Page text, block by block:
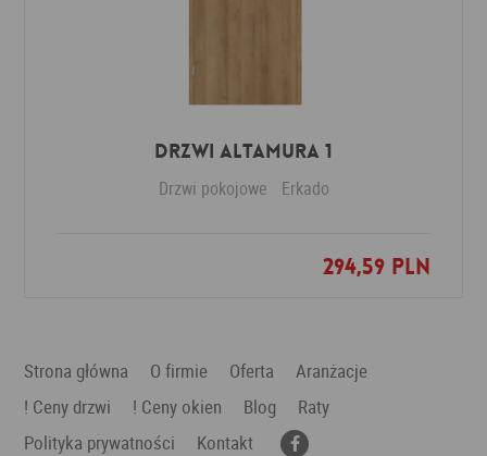
Drzwi Altamura 1
Drzwi pokojowe Erkado
294,59 PLN
Dodaj do ulubionych
Strona główna O firmie Oferta
Aranżacje
! Ceny drzwi
! Ceny okien Blog
Raty
Polityka prywatności
Kontakt